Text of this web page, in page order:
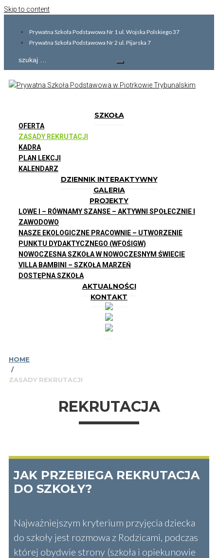
Skip to content
Prywatna Szkoła Podstawowa Nr 1 ul. Wojska Polskiego 37
Prywatna Szkoła Podstawowa Nr 2 ul. Pijarska 7
SZKOŁA
OFERTA
ZASADY REKRUTACJI
KADRA
PLAN LEKCJI
KALENDARZ
DZIENNIK INTERAKTYWNY
GALERIA
PROJEKTY
LOWE I – RÓWNAMY SZANSE – AKTYWNI SPOŁECZNIE I
ZAWODOWO
NASZE EKOLOGICZNE PRACOWNIE – UTWORZENIE
PUNKTU DYDAKTYCZNEGO (WFOŚIGW)
NOWOCZESNA SZKOŁA W NOWOCZESNYM ŚWIECIE
VILLA BAMBINI – SZKOŁA MARZEŃ
DOSTĘPNA SZKOŁA
AKTUALNOŚCI
KONTAKT
HOME
/
ZASADY REKRUTACJI
REKRUTACJA
JAK PRZEBIEGA REKRUTACJA
DO SZKOŁY?
Najważniejszym kryterium przyjęcia dziecka
do szkoły jest rozmowa z Rodzicami, podczas
której obydwie strony (szkoła i opiekunowie